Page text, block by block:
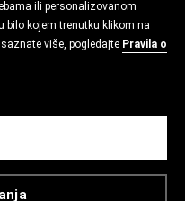
ili personalizovanom
bilo kojem trenutku klikom na
više, pogledajte Pravila o